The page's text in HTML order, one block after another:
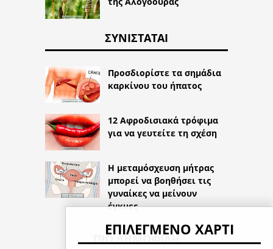
ΕΠΙΛΕΓΜΈΝΟ ΧΑΡΤΊ
ΣΥΝΙΣΤΆΤΑΙ
Προσδιορίστε τα σημάδια
καρκίνου του ήπατος
12 Αφροδισιακά τρόφιμα
για να γευτείτε τη σχέση
Η μεταμόσχευση μήτρας
μπορεί να βοηθήσει τις
γυναίκες να μείνουν
έγκυες
ΠΙΟ ΔΗΜΟΦΙΛΉ